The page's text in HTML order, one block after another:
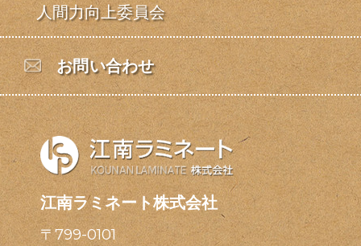
人間力向上委員会
お問い合わせ
江南ラミネート株式会社
〒799-0101